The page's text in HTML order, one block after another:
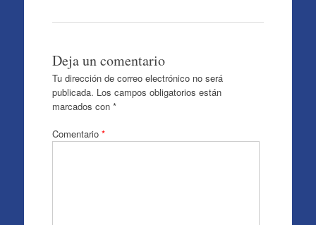
Deja un comentario
Tu dirección de correo electrónico no será
publicada. Los campos obligatorios están
marcados con *
Comentario *